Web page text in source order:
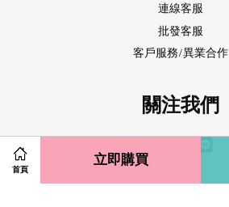
首頁
立即購買
連線客服
批發客服
客戶服務/異業合作
關注我們